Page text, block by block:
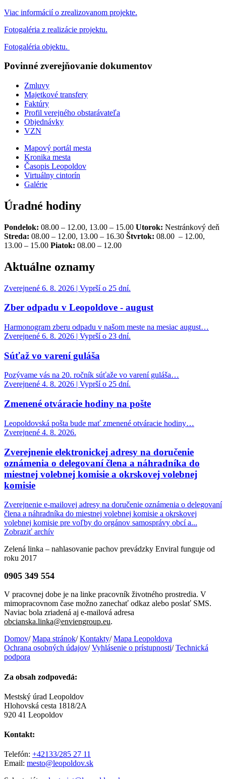
Viac informácií o zrealizovanom projekte.
Fotogaléria z realizácie projektu.
Fotogaléria objektu.
Povinné zverejňovanie dokumentov
Zmluvy
Majetkové transfery
Faktúry
Profil verejného obstarávateľa
Objednávky
VZN
Mapový portál mesta
Kronika mesta
Časopis Leopoldov
Virtuálny cintorín
Galérie
Úradné hodiny
Pondelok: 08.00 – 12.00, 13.00 – 15.00 Utorok: Nestránkový deň
Streda: 08.00 – 12.00, 13.00 – 16.30 Štvrtok: 08.00 – 12.00,
13.00 – 15.00 Piatok: 08.00 – 12.00
Aktuálne oznamy
Zverejnené 6. 8. 2026 | Vyprší o 25 dní.
Zber odpadu v Leopoldove - august
Harmonogram zberu odpadu v našom meste na mesiac august…
Zverejnené 6. 8. 2026 | Vyprší o 23 dní.
Súťaž vo varení guláša
Pozývame vás na 20. ročník súťaže vo varení guláša…
Zverejnené 4. 8. 2026 | Vyprší o 25 dní.
Zmenené otváracie hodiny na pošte
Leopoldovská pošta bude mať zmenené otváracie hodiny…
Zverejnené 4. 8. 2026.
Zverejnenie elektronickej adresy na doručenie
oznámenia o delegovaní člena a náhradníka do
miestnej volebnej komisie a okrskovej volebnej
komisie
Zverejnenie e-mailovej adresy na doručenie oznámenia o delegovaní
člena a náhradníka do miestnej volebnej komisie a okrskovej
volebnej komisie pre voľby do orgánov samosprávy obcí a...
Zobraziť archív
Zelená linka – nahlasovanie pachov prevádzky Enviral funguje od
roku 2017
0905 349 554
V pracovnej dobe je na linke pracovník životného prostredia. V
mimopracovnom čase možno zanechať odkaz alebo poslať SMS.
Naviac bola zriadená aj e-mailová adresa
obcianska.linka@enviengroup.eu.
Domov/ Mapa stránok/ Kontakty/ Mapa Leopoldova
Ochrana osobných údajov/ Vyhlásenie o prístupnosti/ Technická
podpora
Za obsah zodpovedá:
Mestský úrad Leopoldov
Hlohovská cesta 1818/2A
920 41 Leopoldov
Kontakt:
Telefón: +42133/285 27 11
Email: mesto@leopoldov.sk